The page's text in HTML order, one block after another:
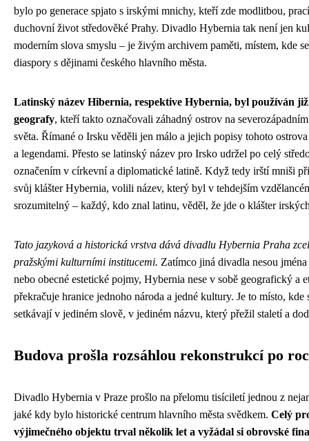
bylo po generace spjato s irskými mnichy, kteří zde modlitbou,
duchovní život středověké Prahy. Divadlo Hybernia tak není jen
moderním slova smyslu – je živým archivem paměti, místem, kde
diaspory s dějinami českého hlavního města.
Latinský název Hibernia, respektive Hybernia, byl používán
geografy, kteří takto označovali záhadný ostrov na
světa. Římané o Irsku věděli jen málo a jejich popisy tohoto
a legendami. Přesto se latinský název pro Irsko udržel po celý
označením v církevní a diplomatické latině. Když tedy irští mniši
svůj klášter Hybernia, volili název, který byl v tehdejším
srozumitelný – každý, kdo znal latinu, věděl, že jde o klášter
Tato jazyková a historická vrstva dává divadlu Hybernia Praha
pražskými kulturními institucemi. Zatímco jiná divadla nesou
nebo obecné estetické pojmy, Hybernia nese v sobě geografický a
překračuje hranice jednoho národa a jedné kultury. Je to místo, kde
setkávají v jediném slově, v jediném názvu, který přežil staletí a
Budova prošla rozsáhlou rekonstrukcí po
Divadlo Hybernia v Praze prošlo na přelomu tisíciletí jednou z
jaké kdy bylo historické centrum hlavního města svědkem. Celý
výjimečného objektu trval několik let a vyžádal si obrovské